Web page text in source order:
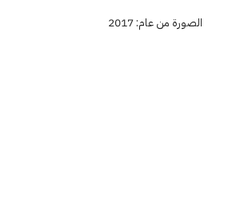
الصورة من عام: 2017